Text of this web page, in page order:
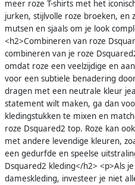
meer roze T-shirts met het
jurken, stijlvolle roze broeken, en
mutsen en sjaals om je look
<h2>Combineren van roze
combineren van je roze
omdat roze een veelzijdige en
voor een subtiele benadering
dragen met een neutrale kleur
statement wilt maken, ga dan
kledingstukken te mixen en
roze Dsquared2 top. Roze kan
met andere levendige kleuren,
een gedurfde en speelse
Dsquared2 kleding</h2> <p>Als
dameskleding, investeer je niet